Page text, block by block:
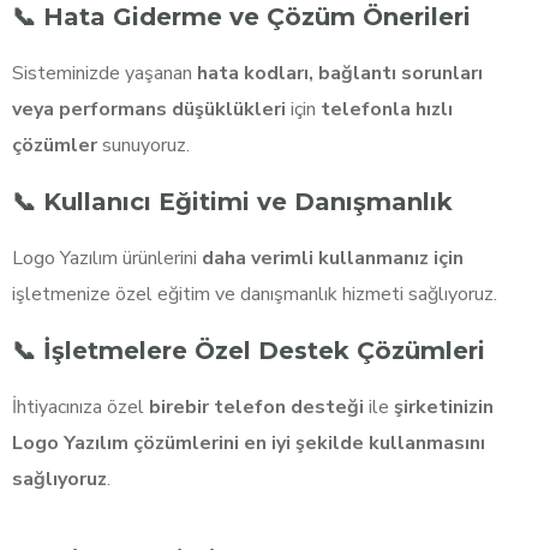
📞 Hata Giderme ve Çözüm Önerileri
Sisteminizde yaşanan hata kodları, bağlantı sorunları
veya performans düşüklükleri için telefonla hızlı
çözümlersunuyoruz.
📞 Kullanıcı Eğitimi ve Danışmanlık
Logo Yazılım ürünlerini daha verimli kullanmanız için
işletmenize özel eğitim ve danışmanlık hizmeti sağlıyoruz.
📞 İşletmelere Özel Destek Çözümleri
İhtiyacınıza özel birebir telefon desteği ile şirketinizin
Logo Yazılım çözümlerini en iyi şekilde kullanmasını
sağlıyoruz.